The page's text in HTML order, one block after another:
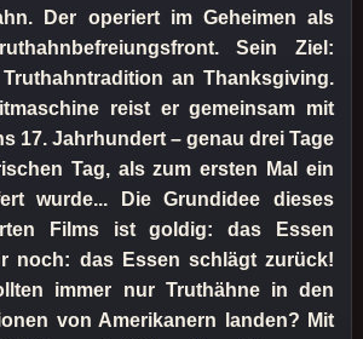
Der operiert im Geheimen als
Sein Ziel:
an Thanksgiving.
reist er gemeinsam mit
17. Jahrhundert – genau drei Tage
Tag, als zum ersten Mal ein
wurde... Die Grundidee dieses
Films ist goldig: das Essen
noch: das Essen schlägt zurück!
immer nur Truthähne in den
von Amerikanern landen? Mit